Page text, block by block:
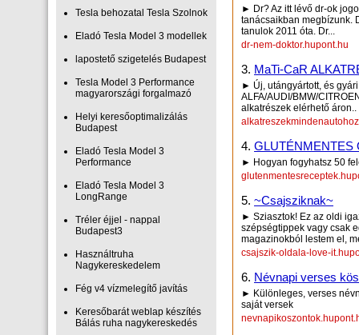
Tesla behozatal Tesla Szolnok
Eladó Tesla Model 3 modellek
lapostető szigetelés Budapest
Tesla Model 3 Performance
magyarországi forgalmazó
Helyi keresőoptimalizálás
Budapest
Eladó Tesla Model 3
Performance
Eladó Tesla Model 3
LongRange
Tréler éjjel - nappal
Budapest3
Használtruha
Nagykereskedelem
Fég v4 vízmelegítő javítás
Keresőbarát weblap készítés
Bálás ruha nagykereskedés
► Dr? Az itt lévő dr-ok
tanácsaikban megbízunk.
tanulok 2011 óta. Dr...
dr-nem-doktor.hupont.hu
3. MaTi-CaR
► Új, utángyártott, és
ALFA/AUDI/BMW/
alkatrészek elérhető áron..
4. GLUTÉNMENTES
► Hogyan fogyhatsz 50
5. ~Csajsziknak~
► Sziasztok! Ez az oldi
szépségtippek vagy csak
magazinokból lestem el,
csajszik-oldala-love-
6. Névnapi verses
► Különleges, verses
saját versek